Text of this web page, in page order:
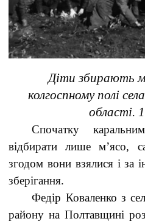
Діти збирають
колгоспному полі
області.
Спочатку
відбирати лише м’ясо,
згодом вони взялися і за
зберігання.
Федір Коваленко з
району на Полтавщині